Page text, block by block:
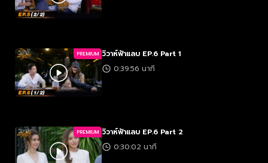
PREMIUM วิวาห์ฟ้าแลบ EP.6 Part 1
0:39:56 นาที
PREMIUM วิวาห์ฟ้าแลบ EP.6 Part 2
0:30:02 นาที